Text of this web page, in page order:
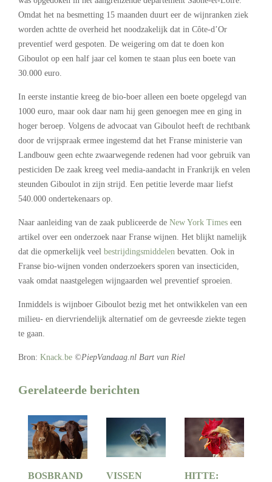
Omdat het na besmetting 15 maanden duurt eer de wijnranken ziek
worden achtte de overheid het noodzakelijk dat in Côte-d’Or
preventief werd gespoten. De weigering om dat te doen kon
Giboulot op een half jaar cel komen te staan plus een boete van
30.000 euro.
In eerste instantie kreeg de bio-boer alleen een boete opgelegd van
1000 euro, maar ook daar nam hij geen genoegen mee en ging in
hoger beroep. Volgens de advocaat van Giboulot heeft de rechtbank
door de vrijspraak ermee ingestemd dat het Franse ministerie van
Landbouw geen echte zwaarwegende redenen had voor gebruik van
pesticiden De zaak kreeg veel media-aandacht in Frankrijk en velen
steunden Giboulot in zijn strijd. Een petitie leverde maar liefst
540.000 ondertekenaars op.
Naar aanleiding van de zaak publiceerde de New York Times een
artikel over een onderzoek naar Franse wijnen. Het blijkt namelijk
dat die opmerkelijk veel bestrijdingsmiddelen bevatten. Ook in
Franse bio-wijnen vonden onderzoekers sporen van insecticiden,
vaak omdat naastgelegen wijngaarden wel preventief sproeien.
Inmiddels is wijnboer Giboulot bezig met het ontwikkelen van een
milieu- en diervriendelijk alternatief om de gevreesde ziekte tegen
te gaan.
Bron: Knack.be ©PiepVandaag.nl Bart van Riel
Gerelateerde berichten
BOSBRAND
VISSEN
HITTE: